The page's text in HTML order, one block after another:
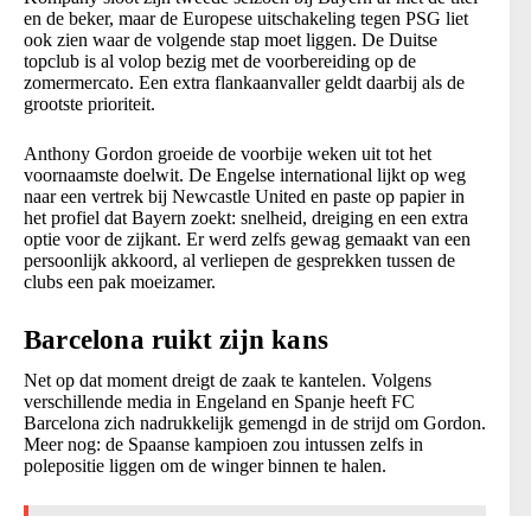
en de beker, maar de Europese uitschakeling tegen PSG liet
ook zien waar de volgende stap moet liggen. De Duitse
topclub is al volop bezig met de voorbereiding op de
zomermercato. Een extra flankaanvaller geldt daarbij als de
grootste prioriteit.
Anthony Gordon groeide de voorbije weken uit tot het
voornaamste doelwit. De Engelse international lijkt op weg
naar een vertrek bij Newcastle United en paste op papier in
het profiel dat Bayern zoekt: snelheid, dreiging en een extra
optie voor de zijkant. Er werd zelfs gewag gemaakt van een
persoonlijk akkoord, al verliepen de gesprekken tussen de
clubs een pak moeizamer.
Barcelona ruikt zijn kans
Net op dat moment dreigt de zaak te kantelen. Volgens
verschillende media in Engeland en Spanje heeft FC
Barcelona zich nadrukkelijk gemengd in de strijd om Gordon.
Meer nog: de Spaanse kampioen zou intussen zelfs in
polepositie liggen om de winger binnen te halen.